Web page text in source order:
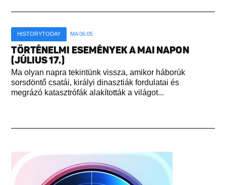
HISTORYTODAY MA 06:05
TÖRTÉNELMI ESEMÉNYEK A MAI NAPON
(JÚLIUS 17.)
Ma olyan napra tekintünk vissza, amikor háborúk
sorsdöntő csatái, királyi dinasztiák fordulatai és
megrázó katasztrófák alakították a világot...